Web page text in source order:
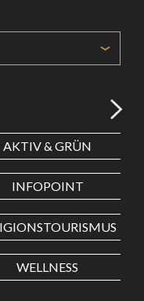
Dezimalzeichen
AKTIV & GRÜN
INFOPOINT
WELLNESS